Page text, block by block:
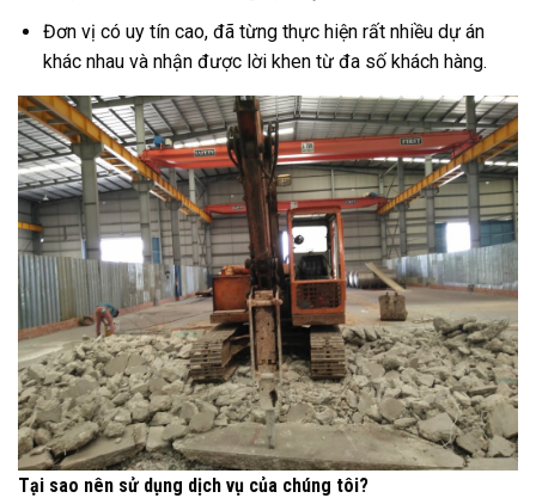
Đơn vị có uy tín cao, đã từng thực hiện rất nhiều dự án
khác nhau và nhận được lời khen từ đa số khách hàng.
Tại sao nên sử dụng dịch vụ của chúng tôi?